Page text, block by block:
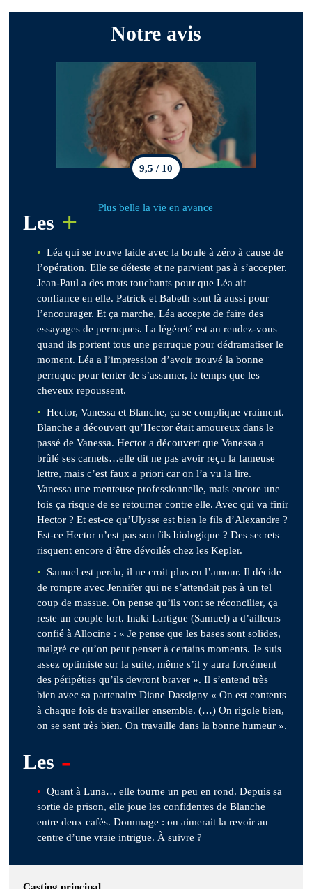
Notre avis
9,5 / 10
Plus belle la vie en avance
Les +
Léa qui se trouve laide avec la boule à zéro à cause de
l’opération. Elle se déteste et ne parvient pas à s’accepter.
Jean-Paul a des mots touchants pour que Léa ait
confiance en elle. Patrick et Babeth sont là aussi pour
l’encourager. Et ça marche, Léa accepte de faire des
essayages de perruques. La légéreté est au rendez-vous
quand ils portent tous une perruque pour dédramatiser le
moment. Léa a l’impression d’avoir trouvé la bonne
perruque pour tenter de s’assumer, le temps que les
cheveux repoussent.
Hector, Vanessa et Blanche, ça se complique vraiment.
Blanche a découvert qu’Hector était amoureux dans le
passé de Vanessa. Hector a découvert que Vanessa a
brûlé ses carnets…elle dit ne pas avoir reçu la fameuse
lettre, mais c’est faux a priori car on l’a vu la lire.
Vanessa une menteuse professionnelle, mais encore une
fois ça risque de se retourner contre elle. Avec qui va finir
Hector ? Et est-ce qu’Ulysse est bien le fils d’Alexandre ?
Est-ce Hector n’est pas son fils biologique ? Des secrets
risquent encore d’être dévoilés chez les Kepler.
Samuel est perdu, il ne croit plus en l’amour. Il décide
de rompre avec Jennifer qui ne s’attendait pas à un tel
coup de massue. On pense qu’ils vont se réconcilier, ça
reste un couple fort. Inaki Lartigue (Samuel) a d’ailleurs
confié à Allocine : « Je pense que les bases sont solides,
malgré ce qu’on peut penser à certains moments. Je suis
assez optimiste sur la suite, même s’il y aura forcément
des péripéties qu’ils devront braver ». Il s’entend très
bien avec sa partenaire Diane Dassigny « On est contents
à chaque fois de travailler ensemble. (…) On rigole bien,
on se sent très bien. On travaille dans la bonne humeur ».
Les -
Quant à Luna… elle tourne un peu en rond. Depuis sa
sortie de prison, elle joue les confidentes de Blanche
entre deux cafés. Dommage : on aimerait la revoir au
centre d’une vraie intrigue. À suivre ?